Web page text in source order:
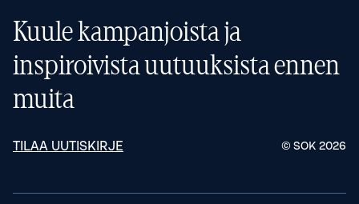
Kuule kampanjoista ja
inspiroivista uutuuksista ennen
muita
TILAA UUTISKIRJE © SOK 2026